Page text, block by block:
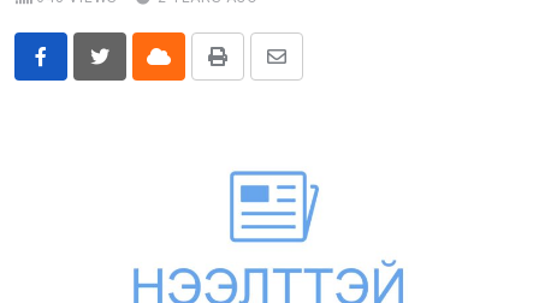
Бусад
E-Zasag.mn Cloud Print
Share